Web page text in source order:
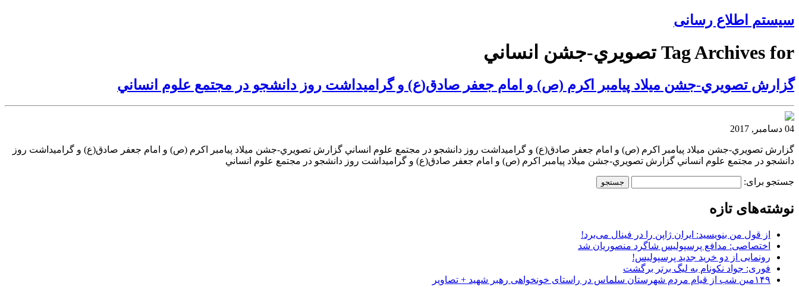
سیستم اطلاع رسانی
Tag Archives for تصويري-جشن انساني
گزارش تصويري-جشن ميلاد پيامبر اكرم (ص) و امام جعفر صادق(ع) و گراميداشت روز دانشجو در مجتمع علوم انساني
04 دسامبر, 2017
گزارش تصويري-جشن ميلاد پيامبر اكرم (ص) و امام جعفر صادق(ع) و گراميداشت روز دانشجو در مجتمع علوم انساني گزارش تصويري-جشن ميلاد پيامبر اكرم (ص) و امام جعفر صادق(ع) و گراميداشت روز
دانشجو در مجتمع علوم انساني گزارش تصويري-جشن ميلاد پيامبر اكرم (ص) و امام جعفر صادق(ع) و گراميداشت روز دانشجو در مجتمع علوم انساني
جستجو برای:
نوشته‌های تازه
از قول من بنویسید: ایران ژاپن را در فینال می‌برد!
اختصاصی: مدافع پرسپولیس شاگرد منصوریان شد
رونمایی از دو خرید جدید پرسپولیس!
فوری: جواد نکونام به لیگ برتر برگشت
۱۴۹مین شب از قیام مردم شهرستان سلماس در راستای خونخواهی رهبر شهید + تصاویر